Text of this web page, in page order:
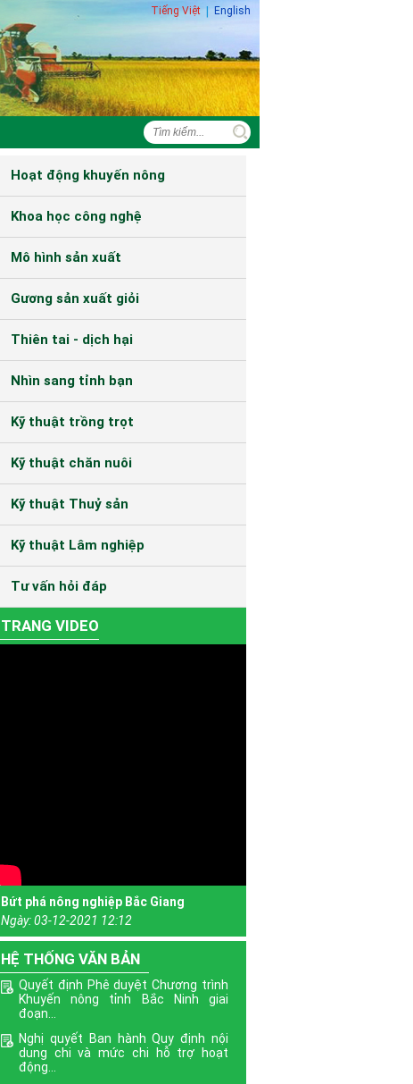
Tiếng Việt| English
Hoạt động khuyến nông
Khoa học công nghệ
Mô hình sản xuất
Gương sản xuất giỏi
Thiên tai - dịch hại
Nhìn sang tỉnh bạn
Kỹ thuật trồng trọt
Kỹ thuật chăn nuôi
Kỹ thuật Thuỷ sản
Kỹ thuật Lâm nghiệp
Tư vấn hỏi đáp
TRANG VIDEO
Bứt phá nông nghiệp Bắc Giang
Ngày:03-12-2021 12:12
HỆ THỐNG VĂN BẢN
Quyết định Phê duyệt Chương trình
Khuyến nông tỉnh Bắc Ninh giai
đoạn...
Nghị quyết Ban hành Quy định nội
dung chi và mức chi hỗ trợ hoạt
động...